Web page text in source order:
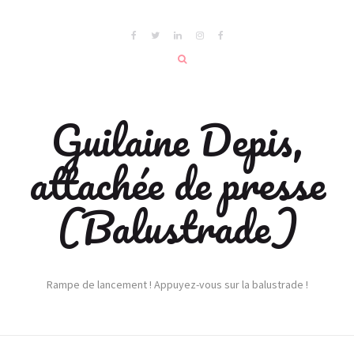
Guilaine Depis,
attachée de presse
(Balustrade)
Rampe de lancement ! Appuyez-vous sur la balustrade !